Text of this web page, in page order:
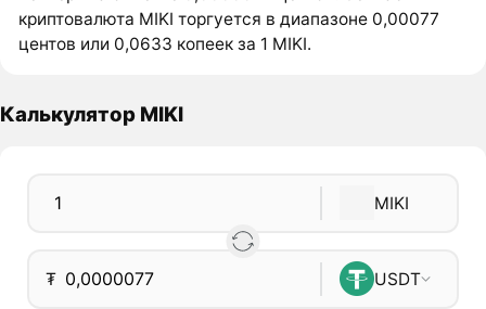
криптовалюта MIKI торгуется в диапазоне 0,00077
центов или 0,0633 копеек за 1 MIKI.
Калькулятор MIKI
MIKI
₮ USDT